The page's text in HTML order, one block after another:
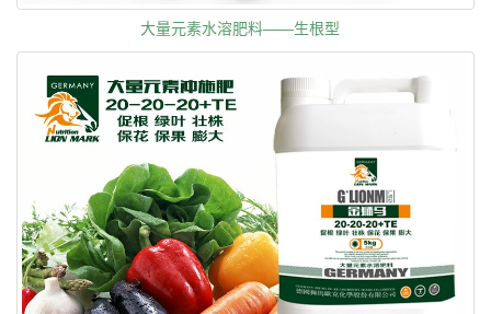
大量元素水溶肥料——生根型